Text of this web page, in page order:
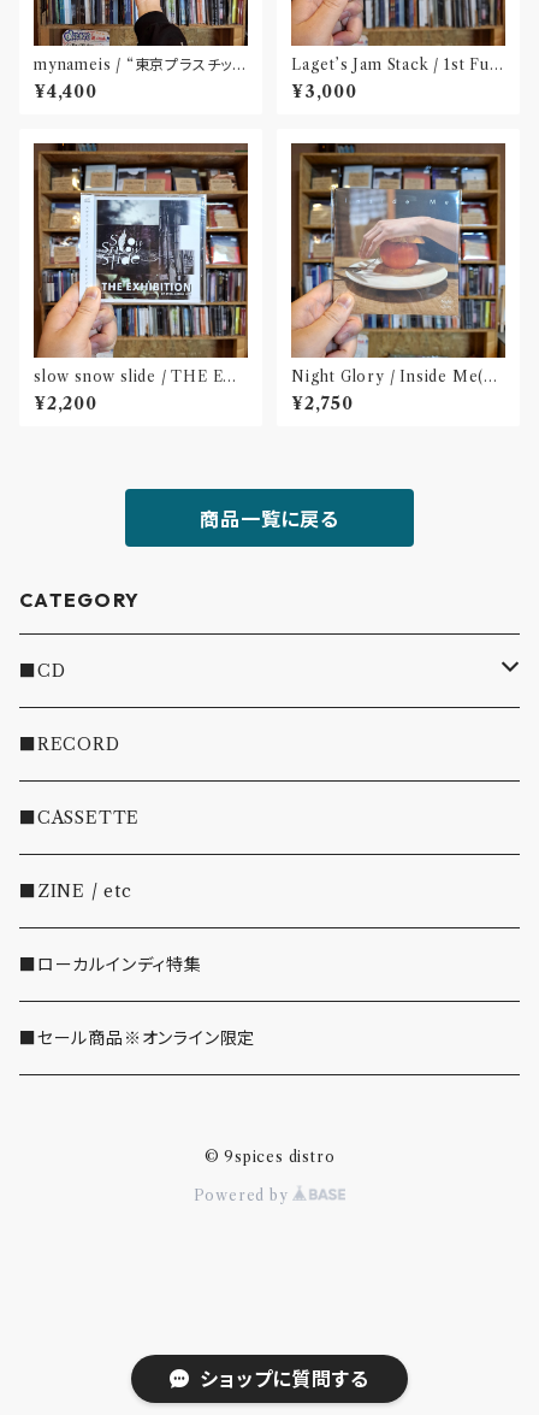
ショップに質問する
mynameis / “東京プラスチッ
ク” LP(12 inch)
¥4,400
Laget’s Jam Stack / 1st Full
Album『有限の中の永遠』(CD)
¥3,000
slow snow slide / THE EX
HIBITION(CD)〝山形県酒田
市〟
¥2,200
Night Glory / Inside Me(C
D)〝名古屋〟
¥2,750
商品一覧に戻る
CATEGORY
■CD
・INDIE
・EMO/PUNK/POST HC
・SHOEGAZE/DREAMPOP/POST ROCK
・OTHER(LOUD/JUNK/RAP/ etc...)
■RECORD
■CASSETTE
■ZINE / etc
■ローカルインディ特集
■セール商品※オンライン限定
© 9spices distro
Powered by